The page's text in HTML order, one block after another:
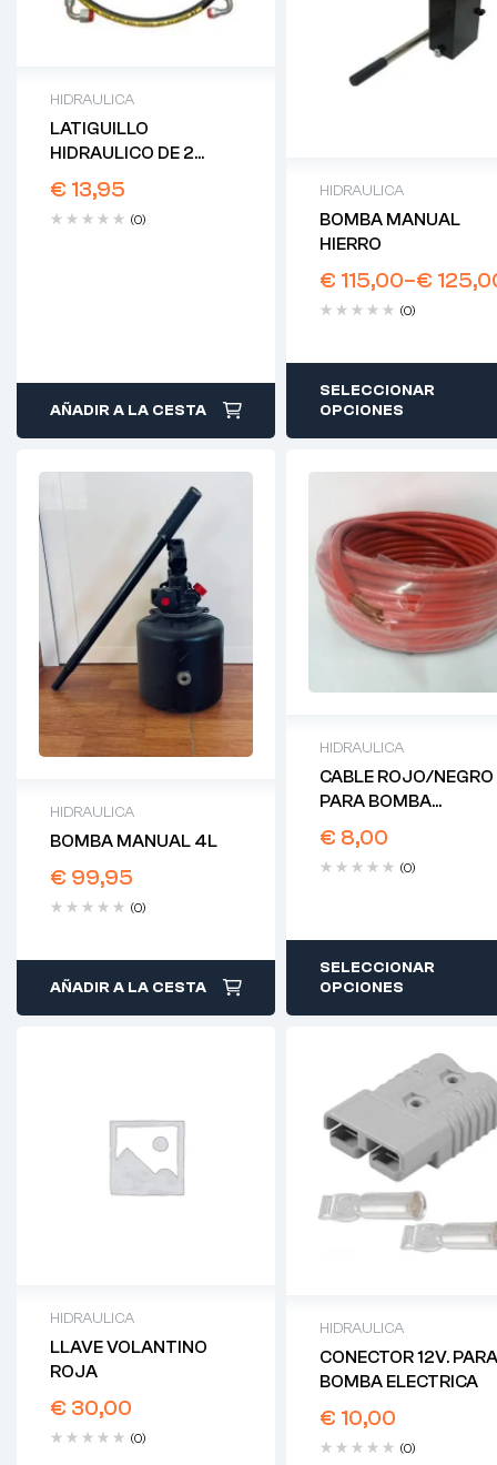
HIDRAULICA
LATIGUILLO
HIDRAULICO DE 2
€ 13,95
(0)
AÑADIR A LA CESTA
HIDRAULICA
BOMBA MANUAL
HIERRO
€ 115,00–€
(0)
SELECCIONAR
OPCIONES
HIDRAULICA
BOMBA MANUAL 4L
€ 99,95
(0)
AÑADIR A LA CESTA
HIDRAULICA
CABLE ROJO/NEGRO
PARA BOMBA
HIDRÁULICA
€ 8,00
(0)
SELECCIONAR
OPCIONES
HIDRAULICA
LLAVE VOLANTINO
ROJA
€ 30,00
(0)
HIDRAULICA
CONECTOR 12V. PARA
BOMBA ELECTRICA
€ 10,00
(0)